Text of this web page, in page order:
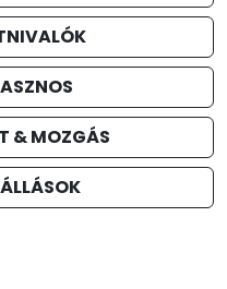
& MOZGÁS